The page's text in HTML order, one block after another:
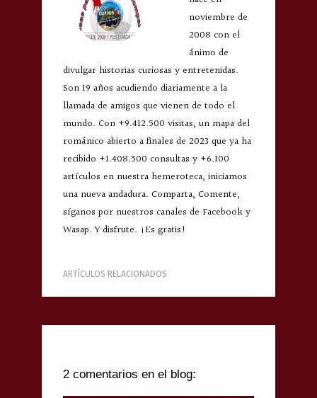
noviembre de
2008 con el
ánimo de
divulgar historias curiosas y entretenidas.
Son 19 años acudiendo diariamente a la
llamada de amigos que vienen de todo el
mundo. Con +9.412.500 visitas, un mapa del
románico abierto a finales de 2023 que ya ha
recibido +1.408.500 consultas y +6.100
artículos en nuestra hemeroteca, iniciamos
una nueva andadura. Comparta, Comente,
síganos por nuestros canales de Facebook y
Wasap. Y disfrute. ¡Es gratis!
ARTÍCULOS RELACIONADOS
2 comentarios en el blog: